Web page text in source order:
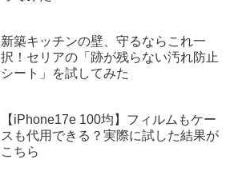
新築キッチンの壁、守るならこれ一
択！セリアの「跡が残らない汚れ防止
シート」を試してみた
【iPhone17e 100均】フィルムもケー
スも代用できる？実際に試した結果が
こちら